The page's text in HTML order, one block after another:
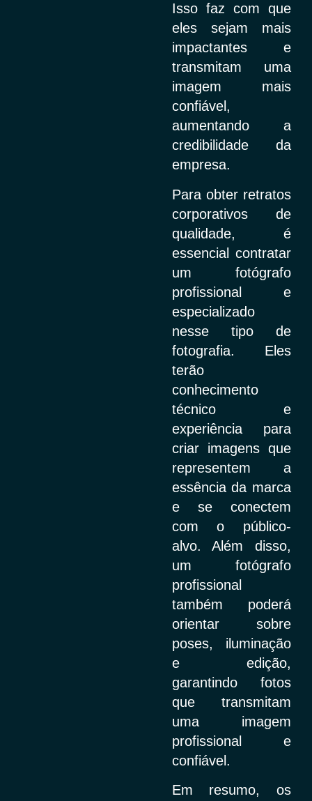
Isso faz com que
eles sejam mais
impactantes e
transmitam uma
imagem mais
confiável,
aumentando a
credibilidade da
empresa.
Para obter retratos
corporativos de
qualidade, é
essencial contratar
um fotógrafo
profissional e
especializado
nesse tipo de
fotografia. Eles
terão
conhecimento
técnico e
experiência para
criar imagens que
representem a
essência da marca
e se conectem
com o público-
alvo. Além disso,
um fotógrafo
profissional
também poderá
orientar sobre
poses, iluminação
e edição,
garantindo fotos
que transmitam
uma imagem
profissional e
confiável.
Em resumo, os